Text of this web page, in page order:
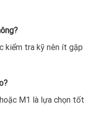
kiểm tra kỹ nên ít gặp
M1 là lựa chọn tốt